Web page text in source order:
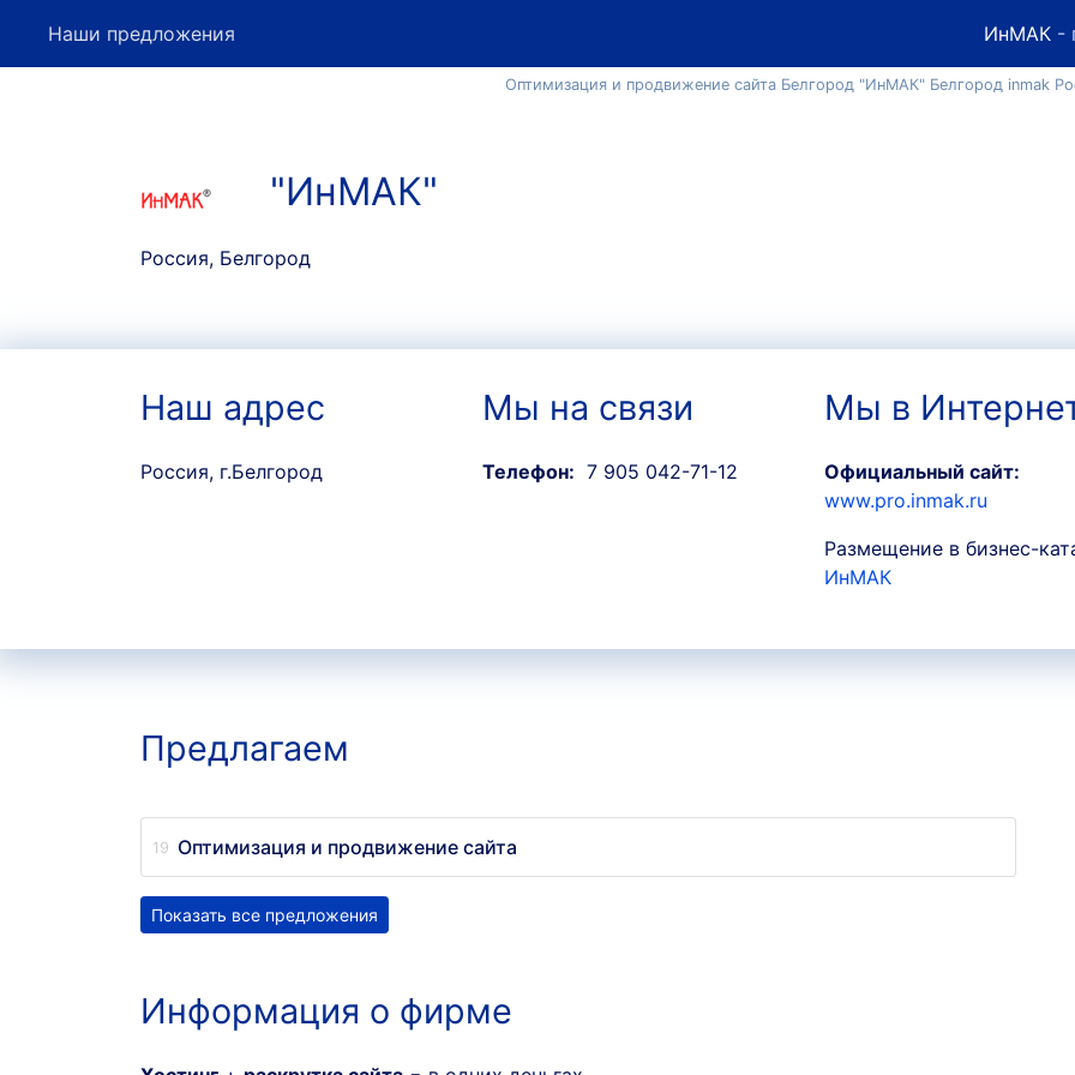
Наши предложения ИнМАК -
Оптимизация и продвижение сайта Белгород "ИнМАК" Белгород inmak
"ИнМАК"
Россия, Белгород
Наш адрес
Россия, г.Белгород
Мы на связи
Телефон: 7 905 042-71-12
Мы в
Официальный сайт:
www.pro.inmak.ru
Размещение в бизнес-
ИнМАК
Предлагаем
Оптимизация и продвижение сайта
Показать все предложения
Информация о фирме